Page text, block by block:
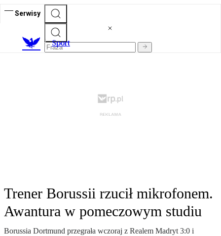
Serwisy
Sport
Trener Borussii rzucił mikrofonem.
Awantura w pomeczowym studiu
Borussia Dortmund przegrała wczoraj z Realem Madryt 3:0 i